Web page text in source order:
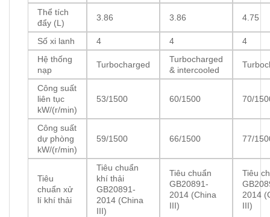
Thể tích
đẩy (L)
3.86 3.86 4.75
Số xi lanh 4 4
4
Hệ thống
nạp
Turbocharged
Turbocharged
& intercooled
Công suất
liên tục
kW/(r/min)
53/1500 60/1500 70/
Công suất
dự phòng
kW/(r/min)
59/1500 66/1500 77/
Tiêu
chuẩn xử
lí khí thải
Tiêu chuẩn
khí thải
GB20891-
2014 (China
III)
Tiêu chuẩn
GB20891-
2014 (China
III)
Tiêu
2014
III)